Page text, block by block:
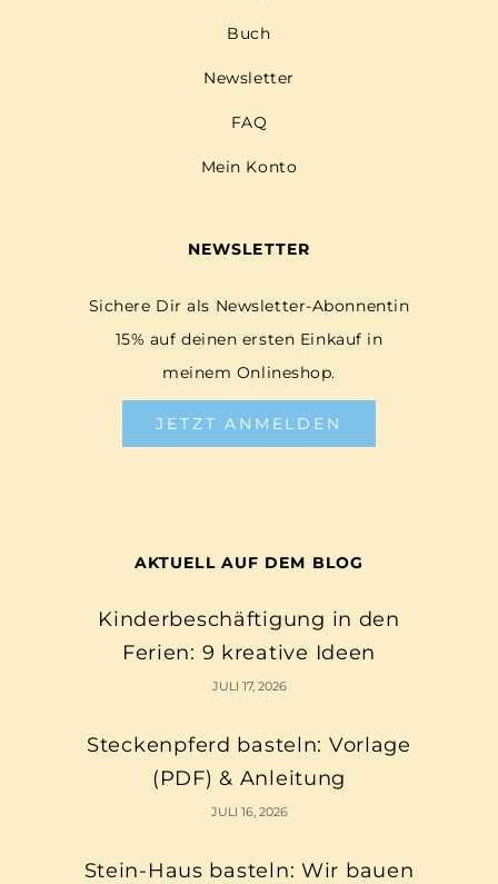
Buch
Newsletter
FAQ
Mein Konto
NEWSLETTER
Sichere Dir als Newsletter-Abonnentin
15% auf deinen ersten Einkauf in
meinem Onlineshop.
JETZT ANMELDEN
AKTUELL AUF DEM BLOG
Kinderbeschäftigung in den
Ferien: 9 kreative Ideen
JULI 17, 2026
Steckenpferd basteln: Vorlage
(PDF) & Anleitung
JULI 16, 2026
Stein-Haus basteln: Wir bauen